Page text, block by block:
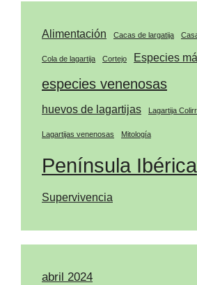
Alimentación Cacas de largatija
Cola de lagartija Cortejo Especies
especies venenosas
huevos de lagartijas Lagartija
Lagartijas venenosas Mitología
Península Ibérica
Supervivencia
abril 2024